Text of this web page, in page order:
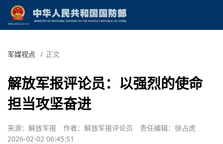
军媒视点 / 正文
解放军报评论员：以强烈的使命
担当攻坚奋进
来源：解放军报 作者：解放军报评论员
责任编辑：徐占虎
2026-02-02 06:45:51